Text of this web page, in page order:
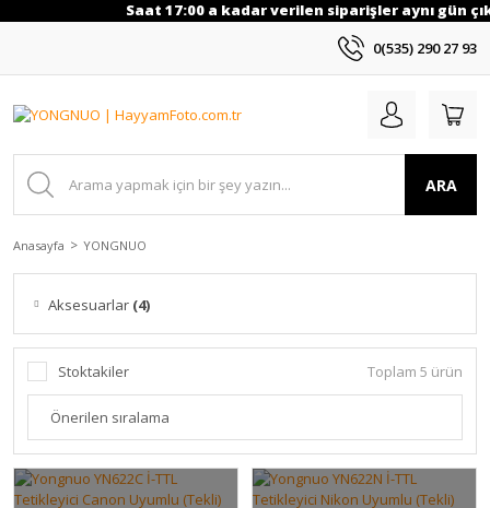
Saat 17:00 a kadar verilen siparişler aynı gün
0(535) 290 27 93
ARA
Anasayfa YONGNUO
Aksesuarlar (4)
Stoktakiler Toplam 5 ürün